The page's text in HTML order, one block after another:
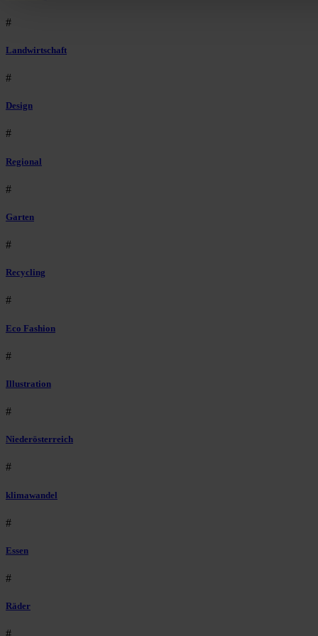
#
Landwirtschaft
#
Design
#
Regional
#
Garten
#
Recycling
#
Eco Fashion
#
Illustration
#
Niederösterreich
#
klimawandel
#
Essen
#
Räder